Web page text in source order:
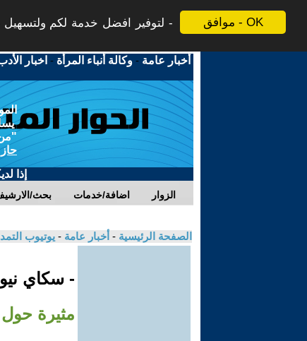
موافق - OK
لتوفير افضل خدمة لكم ولتسهيل
أخبار عامة -وكالة أنباء المرأة - اخبار
إذا
بحث/ اضافة/خدمات الزوار
الصفحة الرئيسية - أخبار عامة - يوتيوب
- سكاي
مثيرة حول